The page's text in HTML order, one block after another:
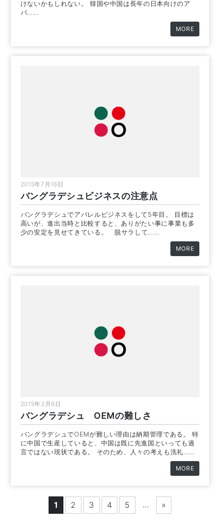
けないかもしれない。 韓国や中国は長年の日本向けのア
パ……
MORE
2015年7月16日
バングラデシュビジネスの注意点
バングラデシュでアパレルビジネスをして5年目。 目標は
高いが、進出当時と比較すると、ありがたい事に事業も多
少の安定を見せてきている。 脱サラして……
MORE
2015年3月6日
バングラデシュ OEMの難しさ
バングラデシュでOEMが難しい理由は納期管理である。 特
に中国で生産していると、中国は既に先進国といっても過
言ではない現状である。 そのため、人々の考えも洗礼……
MORE
1 2 3 4 5 ... »